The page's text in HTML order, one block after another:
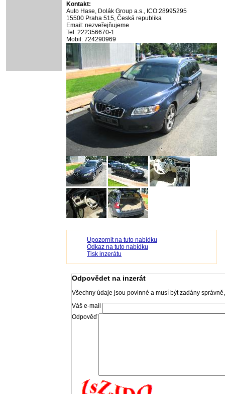
Kontakt:
Auto Hase, Dolák Group a.s., ICO:28995295
15500 Praha 515, Česká republika
Email: nezveřejňujeme
Tel: 222356670-1
Mobil: 724290969
Upozornit na tuto nabídku
Odkaz na tuto nabídku
Tisk inzerátu